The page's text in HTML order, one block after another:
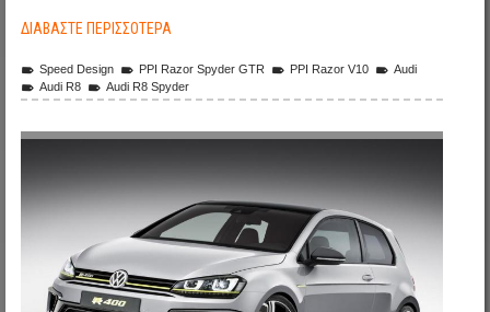
ΔΙΑΒΆΣΤΕ ΠΕΡΙΣΣΌΤΕΡΑ
Speed Design PPI Razor Spyder GTR PPI Razor V10
Audi
Audi R8
Audi R8 Spyder
vw_golf_r_400_1.jpg